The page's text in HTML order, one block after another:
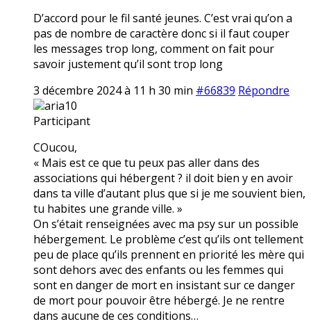
D’accord pour le fil santé jeunes. C’est vrai qu’on a
pas de nombre de caractère donc si il faut couper
les messages trop long, comment on fait pour
savoir justement qu’il sont trop long
3 décembre 2024 à 11 h 30 min #66839 Répondre
aria10
Participant
COucou,
« Mais est ce que tu peux pas aller dans des
associations qui hébergent ? il doit bien y en avoir
dans ta ville d’autant plus que si je me souvient bien,
tu habites une grande ville. »
On s’était renseignées avec ma psy sur un possible
hébergement. Le problème c’est qu’ils ont tellement
peu de place qu’ils prennent en priorité les mère qui
sont dehors avec des enfants ou les femmes qui
sont en danger de mort en insistant sur ce danger
de mort pour pouvoir être hébergé. Je ne rentre
dans aucune de ces conditions…